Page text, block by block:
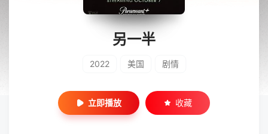
另一半
2022 美国 剧情
立即播放 收藏